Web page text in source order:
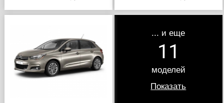
... и еще
11
моделей
Показать